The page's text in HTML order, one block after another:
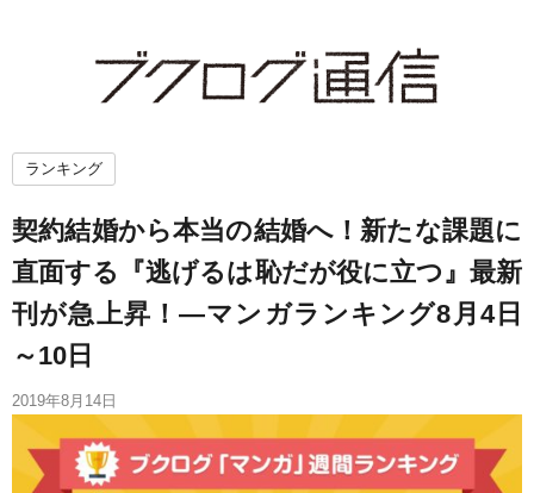
ランキング
契約結婚から本当の結婚へ！新たな課題に
直面する『逃げるは恥だが役に立つ』最新
刊が急上昇！―マンガランキング8月4日
～10日
2019年8月14日